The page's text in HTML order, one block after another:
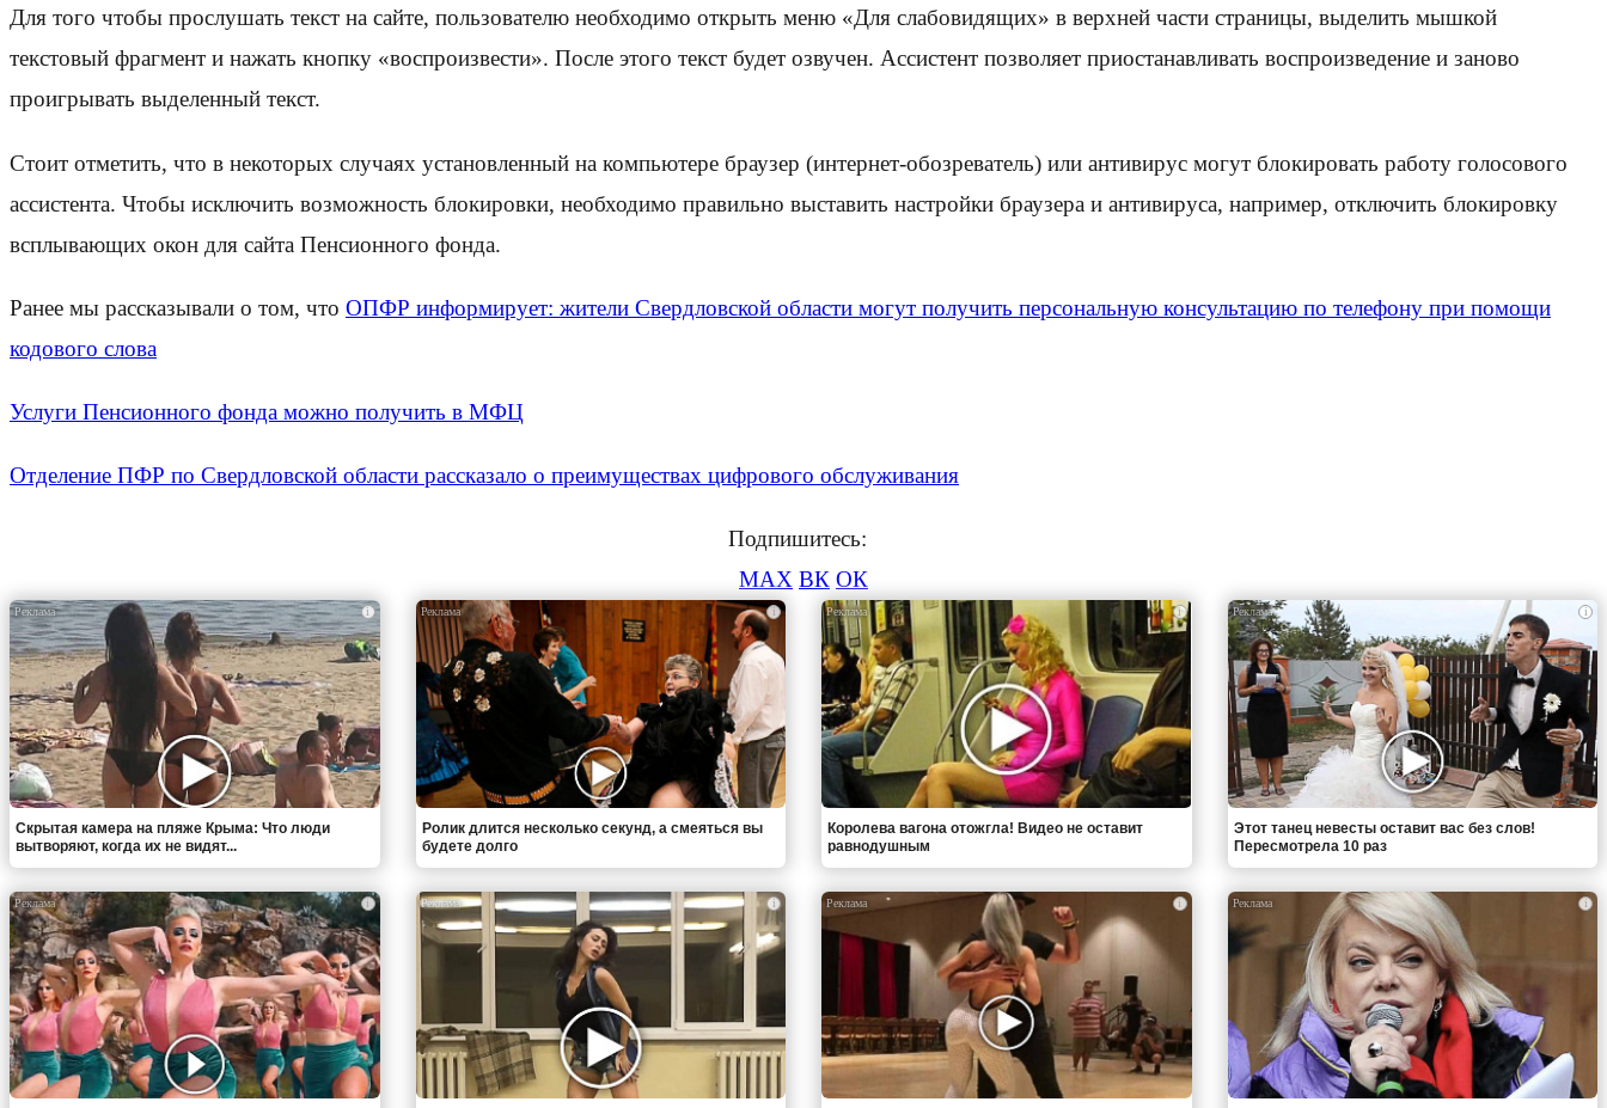
Для того чтобы прослушать текст на сайте, пользователю необходимо открыть меню «Для слабовидящих» в верхней части страницы, выделить мышкой
текстовый фрагмент и нажать кнопку «воспроизвести». После этого текст будет озвучен. Ассистент позволяет приостанавливать воспроизведение и заново
проигрывать выделенный текст.
Стоит отметить, что в некоторых случаях установленный на компьютере браузер (интернет-обозреватель) или антивирус могут блокировать работу голосового
ассистента. Чтобы исключить возможность блокировки, необходимо правильно выставить настройки браузера и антивируса, например, отключить блокировку
всплывающих окон для сайта Пенсионного фонда.
Ранее мы рассказывали о том, что ОПФР информирует: жители Свердловской области могут получить персональную консультацию по телефону при помощи
кодового слова
Услуги Пенсионного фонда можно получить в МФЦ
Отделение ПФР по Свердловской области рассказало о преимуществах цифрового обслуживания
Подпишитесь:
MAX ВК ОК
i
Скрытая камера на пляже Крыма: Что люди
вытворяют, когда их не видят...
i
Ролик длится несколько секунд, а смеяться вы
будете долго
i
Королева вагона отожгла! Видео не оставит
равнодушным
i
Этот танец невесты оставит вас без слов!
Пересмотрела 10 раз
i i i i